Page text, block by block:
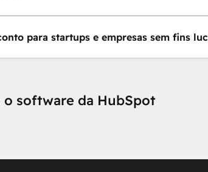
para startups e empresas sem fins
software da HubSpot